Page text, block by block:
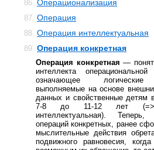
86. Операционализация
87. Операция
88. Операция интеллектуальная
89. Операция конкретная
Операция конкретная —
интеллекта
означающее логические
выполняемые на основе
данных и свойственные детям
7-8 до 11-12 лет (=>
интеллектуальная).
операций конкретных, ранее
мыслительные действия
подвижного равновесия, когда